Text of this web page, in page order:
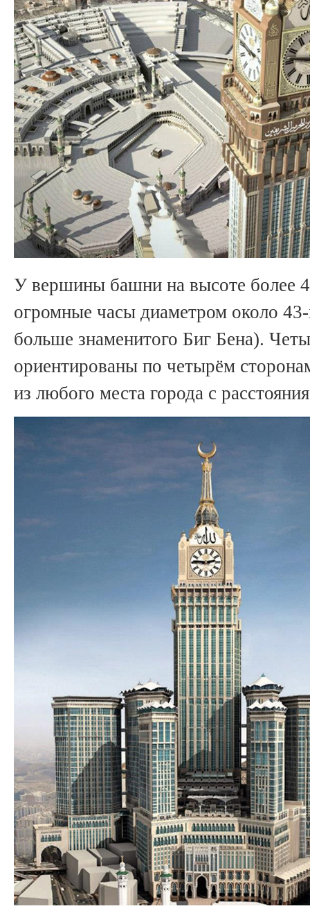
У вершины башни на высоте более
огромные часы диаметром около
больше знаменитого Биг Бена).
ориентированы по четырём
из любого места города с